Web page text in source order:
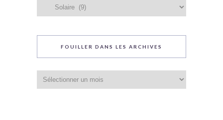
blog
FOUILLER DANS LES ARCHIVES
dans
les